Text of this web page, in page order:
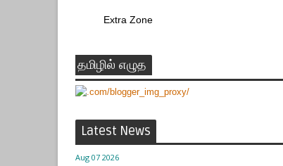
Extra Zone
தமிழில் எழுத
Latest News
Aug 07 2026